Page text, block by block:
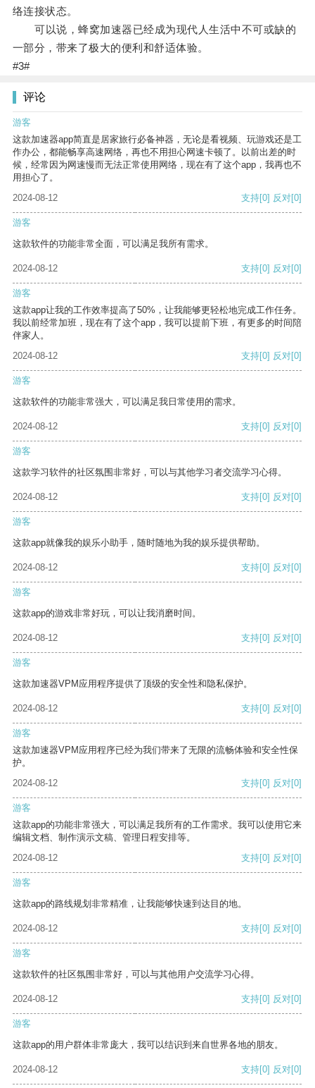
络连接状态。
可以说，蜂窝加速器已经成为现代人生活中不可或缺的
一部分，带来了极大的便利和舒适体验。
#3#
评论
游客
这款加速器app简直是居家旅行必备神器，无论是看视频、玩游戏还是工
作办公，都能畅享高速网络，再也不用担心网速卡顿了。以前出差的时
候，经常因为网速慢而无法正常使用网络，现在有了这个app，我再也不
用担心了。
2024-08-12
支持[0] 反对[0]
游客
这款软件的功能非常全面，可以满足我所有需求。
2024-08-12 支持[0] 反对[0]
游客
这款app让我的工作效率提高了50%，让我能够更轻松地完成工作任务。
我以前经常加班，现在有了这个app，我可以提前下班，有更多的时间陪
伴家人。
2024-08-12
支持[0] 反对[0]
游客
这款软件的功能非常强大，可以满足我日常使用的需求。
2024-08-12 支持[0] 反对[0]
游客
这款学习软件的社区氛围非常好，可以与其他学习者交流学习心得。
2024-08-12 支持[0] 反对[0]
游客
这款app就像我的娱乐小助手，随时随地为我的娱乐提供帮助。
2024-08-12 支持[0] 反对[0]
游客
这款app的游戏非常好玩，可以让我消磨时间。
2024-08-12 支持[0] 反对[0]
游客
这款加速器VPM应用程序提供了顶级的安全性和隐私保护。
2024-08-12 支持[0] 反对[0]
游客
这款加速器VPM应用程序已经为我们带来了无限的流畅体验和安全性保
护。
2024-08-12
支持[0] 反对[0]
游客
这款app的功能非常强大，可以满足我所有的工作需求。我可以使用它来
编辑文档、制作演示文稿、管理日程安排等。
2024-08-12
支持[0] 反对[0]
游客
这款app的路线规划非常精准，让我能够快速到达目的地。
2024-08-12 支持[0] 反对[0]
游客
这款软件的社区氛围非常好，可以与其他用户交流学习心得。
2024-08-12 支持[0] 反对[0]
游客
这款app的用户群体非常庞大，我可以结识到来自世界各地的朋友。
2024-08-12 支持[0] 反对[0]